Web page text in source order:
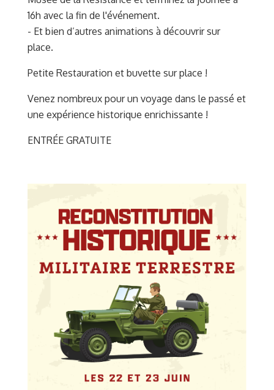
16h avec la fin de l'événement.
- Et bien d’autres animations à découvrir sur
place.
Petite Restauration et buvette sur place !
Venez nombreux pour un voyage dans le passé et
une expérience historique enrichissante !
ENTRÉE GRATUITE